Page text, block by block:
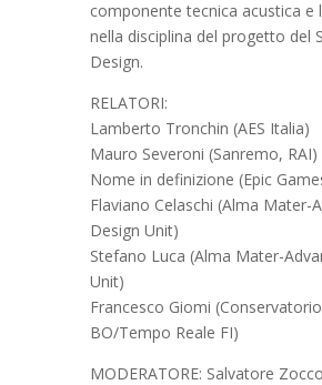
componente tecnica acustica e
nella disciplina del progetto del
Design.
RELATORI:
Lamberto Tronchin (AES Italia)
Mauro Severoni (Sanremo, RAI)
Nome in definizione (Epic
Flaviano Celaschi (Alma Mater-
Design Unit)
Stefano Luca (Alma Mater-
Unit)
Francesco Giomi
BO/Tempo Reale FI)
MODERATORE: Salvatore